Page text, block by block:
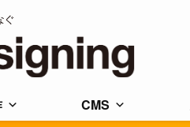
CMS